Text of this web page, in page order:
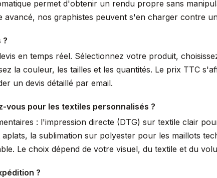
permet d'obtenir un rendu propre sans
avancé, nos graphistes peuvent s'en charger contre
?
en temps réel. Sélectionnez votre produit,
la couleur, les tailles et les quantités. Le prix TTC
un devis détaillé par email.
vous pour les textiles personnalisés ?
: l'impression directe (DTG) sur textile clair
la sublimation sur polyester pour les maillots
Le choix dépend de votre visuel, du textile et du
?